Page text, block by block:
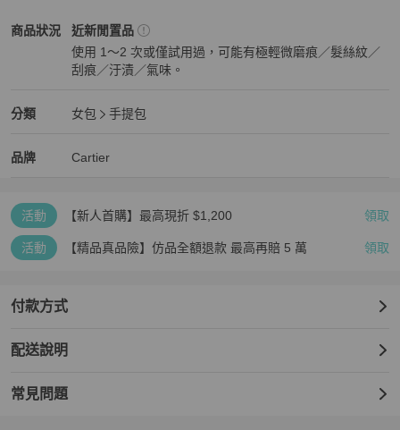
商品狀況
Cartier女包商品狀態與細節
近新閒置品
使用 1～2 次或僅試用過，可能有極輕微磨痕／髮絲紋／
刮痕／汙漬／氣味。
分類
Cartier 女包分類資訊
女包
手提包
品牌
Cartier 精品女包品牌介紹
Cartier
Cartier 推薦清單
活動 【新人首購】最高現折 $1,200 領取
活動 【精品真品險】仿品全額退款 最高再賠 5 萬 領取
付款方式
配送說明
常見問題